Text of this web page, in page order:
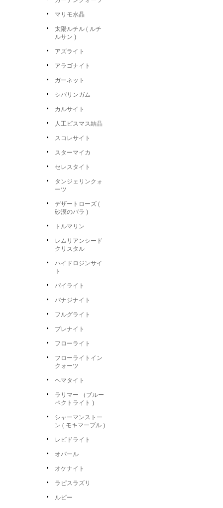
マリモ水晶
太陽ルチル ( ルチ
ルサン )
アズライト
アラゴナイト
ガーネット
シバリンガム
カルサイト
人工ビスマス結晶
スコレサイト
スターマイカ
セレスタイト
タンジェリンクォ
ーツ
デザートローズ (
砂漠のバラ )
トルマリン
レムリアンシード
クリスタル
ハイドロジンサイ
ト
パイライト
バナジナイト
フルグライト
プレナイト
フローライト
フローライトイン
クォーツ
ヘマタイト
ラリマー （ブルー
ペクトライト )
シャーマンストー
ン ( モキマーブル )
レピドライト
オパール
オケナイト
ラピスラズリ
ルビー